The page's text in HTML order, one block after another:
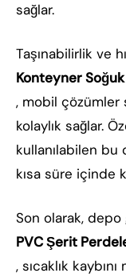
sağlar.
Taşınabilirlik ve
Konteyner
, mobil çözümler
kolaylık sağlar.
kullanılabilen bu
kısa süre içinde
Son olarak, depo
PVC Şerit
, sıcaklık